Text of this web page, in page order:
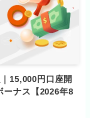
15,000円口座開
ーナス【2026年8